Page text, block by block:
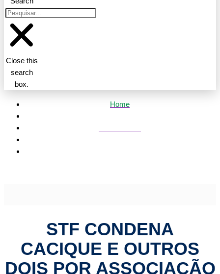
Close this
search
box.
Home
STF CONDENA
CACIQUE E OUTROS
DOIS POR ASSOCIAÇÃO